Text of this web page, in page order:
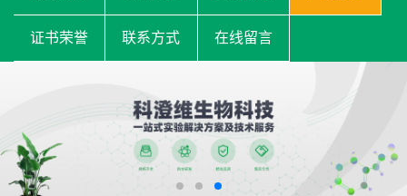
证书荣誉 联系方式 在线留言